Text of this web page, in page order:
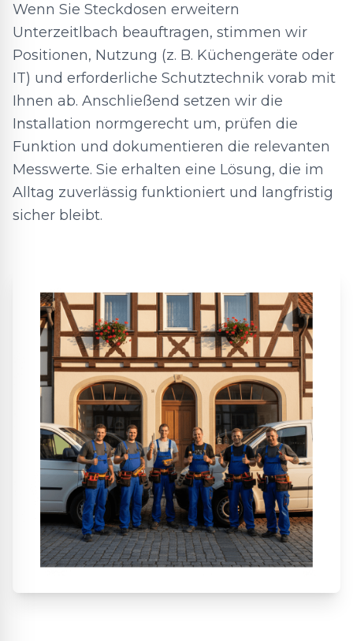
Wenn Sie Steckdosen erweitern
Unterzeitlbach beauftragen, stimmen wir
Positionen, Nutzung (z. B. Küchengeräte oder
IT) und erforderliche Schutztechnik vorab mit
Ihnen ab. Anschließend setzen wir die
Installation normgerecht um, prüfen die
Funktion und dokumentieren die relevanten
Messwerte. Sie erhalten eine Lösung, die im
Alltag zuverlässig funktioniert und langfristig
sicher bleibt.